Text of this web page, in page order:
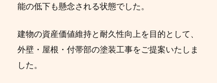
能の低下も懸念される状態でした。
建物の資産価値維持と耐久性向上を目的として、
外壁・屋根・付帯部の塗装工事をご提案いたしま
した。